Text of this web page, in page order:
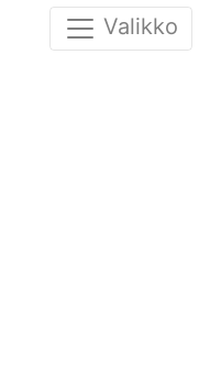
Valikko